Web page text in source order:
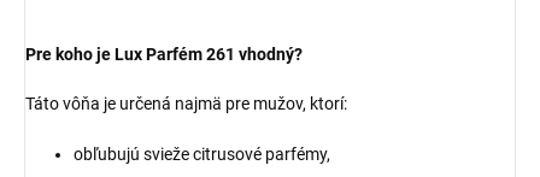
Pre koho je Lux Parfém 261 vhodný?
Táto vôňa je určená najmä pre mužov, ktorí:
obľubujú svieže citrusové parfémy,